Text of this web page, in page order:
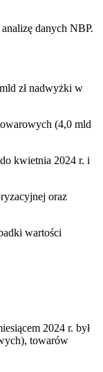
danych NBP.
zł nadwyżki w
(4,0 mld
kwietnia 2024 r. i
oraz
wartości
2024 r. był
towarów